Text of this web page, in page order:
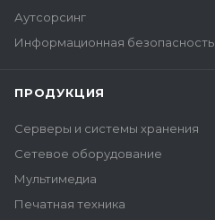
Аутсорсинг
Информационная безопасность
ПРОДУКЦИЯ
Серверы и системы хранения
Сетевое оборудование
Мультимедиа
Печатная техника